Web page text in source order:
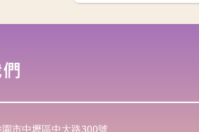
市中壢區中大路300號